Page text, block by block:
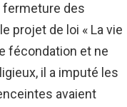
fermeture des
projet de loi « La vie
fécondation et ne
il a imputé les
avaient